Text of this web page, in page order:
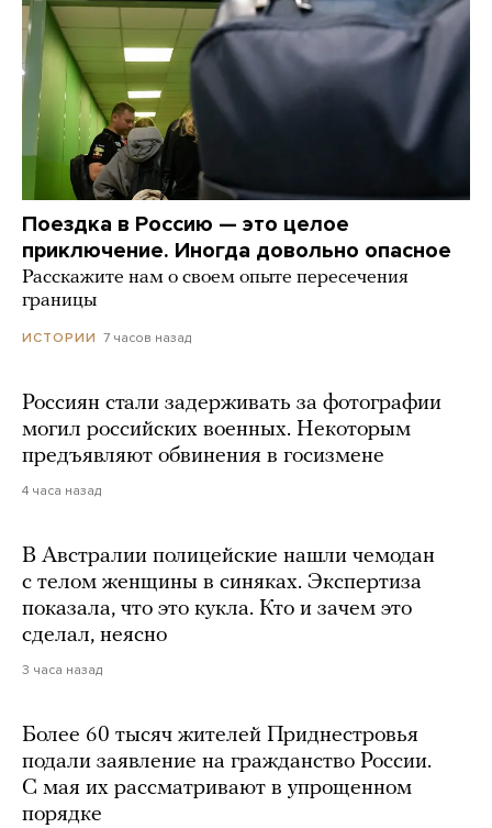
Поездка в Россию — это целое
приключение. Иногда довольно опасное
Расскажите нам о своем опыте пересечения
границы
ИСТОРИИ 7 часов назад
Россиян стали задерживать за фотографии
могил российских военных. Некоторым
предъявляют обвинения в госизмене
4 часа назад
В Австралии полицейские нашли чемодан
с телом женщины в синяках. Экспертиза
показала, что это кукла. Кто и зачем это
сделал, неясно
3 часа назад
Более 60 тысяч жителей Приднестровья
подали заявление на гражданство России.
С мая их рассматривают в упрощенном
порядке